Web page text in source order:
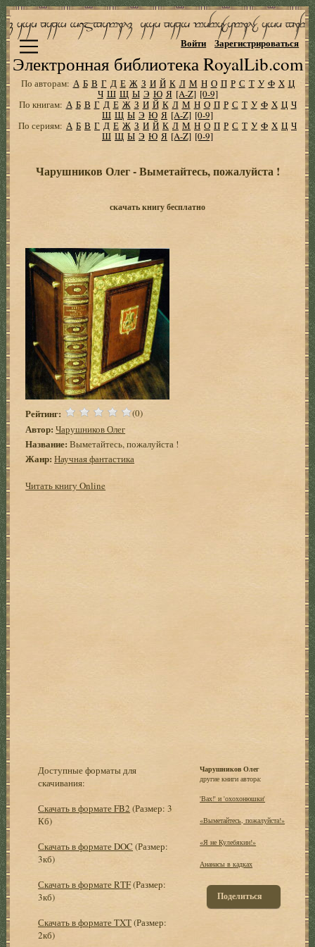
Электронная библиотека RoyalLib.com
Войти Зарегистрироваться
По авторам: А Б В Г Д Е Ж З И Й К Л М Н О П Р С Т У Ф Х Ц
Ч Ш Щ Ы Э Ю Я [A-Z] [0-9]
По книгам: А Б В Г Д Е Ж З И Й К Л М Н О П Р С Т У Ф Х Ц Ч
Ш Щ Ы Э Ю Я [A-Z] [0-9]
По сериям: А Б В Г Д Е Ж З И Й К Л М Н О П Р С Т У Ф Х Ц Ч
Ш Щ Ы Э Ю Я [A-Z] [0-9]
Чарушников Олег - Выметайтесь, пожалуйста !
скачать книгу бесплатно
Рейтинг: (0)
Автор: Чарушников Олег
Название: Выметайтесь, пожалуйста !
Жанр: Научная фантастика
Читать книгу Online
Доступные форматы для
скачивания:
Скачать в формате FB2 (Размер: 3
Кб)
Скачать в формате DOC (Размер:
3кб)
Скачать в формате RTF(Размер:
3кб)
Скачать в формате TXT(Размер:
2кб)
Чарушников Олег
другие книги автора:
'Вах!' и 'охохонюшки'
«Выметайтесь, пожалуйста!»
«Я не Кулебякин!»
Ананасы в кадках
Поделиться